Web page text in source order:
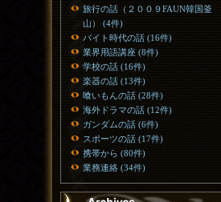
旅行の話（２００９FAUN韓国釜
山） (4件)
バイト時代の話 (16件)
業界用語講座 (8件)
学校の話 (16件)
楽器の話 (13件)
喰いもんの話 (28件)
海外ドラマの話 (12件)
ガンダムの話 (6件)
スポーツの話 (17件)
携帯から (80件)
業務連絡 (34件)